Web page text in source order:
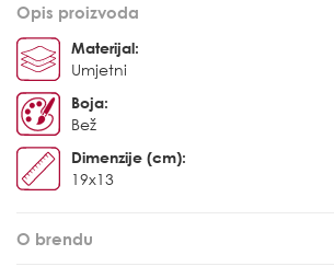
Opis proizvoda
Materijal:
Umjetni
Boja:
Bež
Dimenzije (cm):
19x13
O brendu